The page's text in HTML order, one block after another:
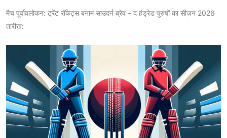
मैच पूर्वावलोकन: ट्रेंट रॉकेट्स बनाम साउदर्न ब्रेव – द हंड्रेड पुरुषों का सीज़न 2026
तारीख: